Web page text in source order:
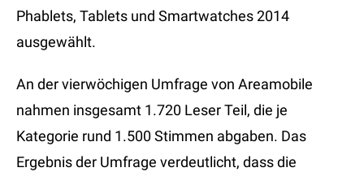
Phablets, Tablets und Smartwatches 2014
ausgewählt.
An der vierwöchigen Umfrage von Areamobile
nahmen insgesamt 1.720 Leser Teil, die je
Kategorie rund 1.500 Stimmen abgaben. Das
Ergebnis der Umfrage verdeutlicht, dass die